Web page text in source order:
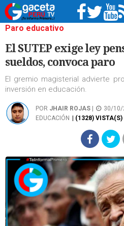
Paro educativo
El SUTEP exige ley
sueldos, convoca paro
El gremio magisterial advierte
inversión en educación.
POR JHAIR ROJAS
30/10/
EDUCACIÓN
| (1328) VISTA(S)